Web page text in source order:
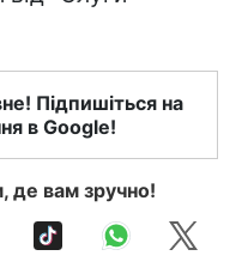
Підпишіться на
в Google!
де вам зручно!